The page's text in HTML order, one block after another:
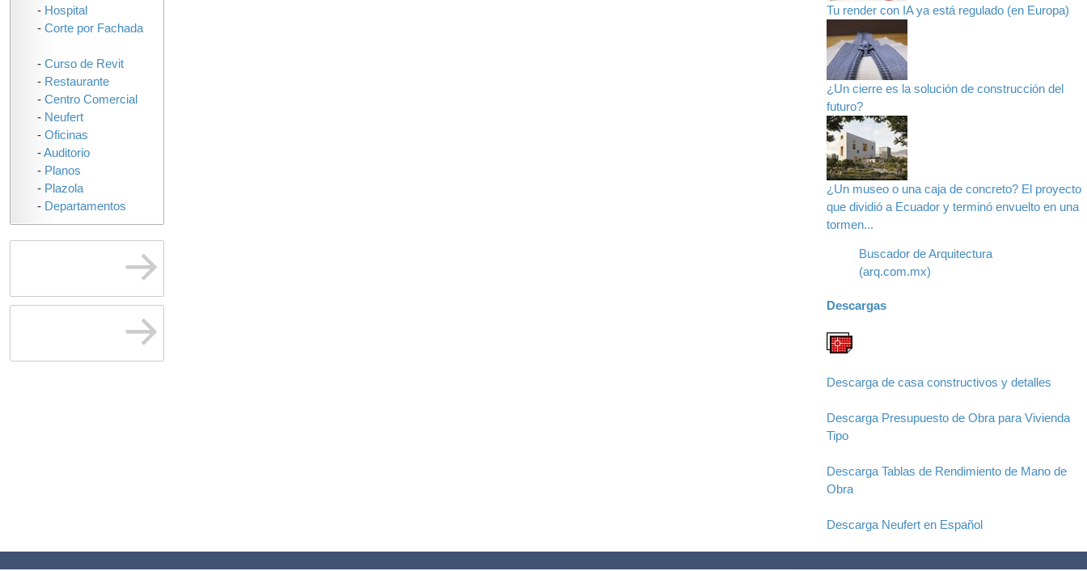
Tu render con IA ya está regulado (en Europa)
¿Un cierre es la solución de construcción del
futuro?
¿Un museo o una caja de concreto? El proyecto
que dividió a Ecuador y terminó envuelto en una
tormen...
Buscador de Arquitectura
(arq.com.mx)
Descargas
Descarga de casa constructivos y detalles
Descarga Presupuesto de Obra para Vivienda
Tipo
Descarga Tablas de Rendimiento de Mano de
Obra
Descarga Neufert en Español
- Hospital
- Corte por Fachada
- Curso de Revit
- Restaurante
- Centro Comercial
- Neufert
- Oficinas
-Auditorio
- Planos
- Plazola
- Departamentos